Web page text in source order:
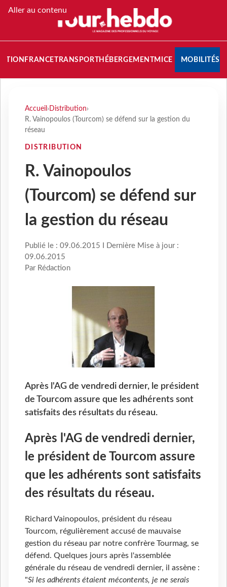
Aller au contenu
FRANCETRANSPORT HÉBERGEMENTMICE MOBILITÉS
Accueil › Distribution›
R. Vainopoulos (Tourcom) se défend sur la gestion du
réseau
DISTRIBUTION
R. Vainopoulos
(Tourcom) se défend sur
la gestion du réseau
Publié le : 09.06.2015 I Dernière Mise à jour :
09.06.2015
Par Rédaction
Après l'AG de vendredi dernier, le président
de Tourcom assure que les adhérents sont
satisfaits des résultats du réseau.
Après l'AG de vendredi dernier,
le président de Tourcom assure
que les adhérents sont satisfaits
des résultats du réseau.
Richard Vainopoulos, président du réseau
Tourcom, régulièrement accusé de mauvaise
gestion du réseau par notre confrère Tourmag, se
défend. Quelques jours après l'assemblée
générale du réseau de vendredi dernier, il assène :
"Si les adhérents étaient mécontents, je ne serais